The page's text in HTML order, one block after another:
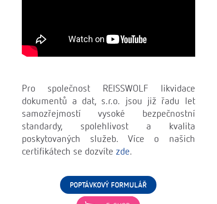
Pro společnost REISSWOLF likvidace
dokumentů a dat, s.r.o. jsou již řadu let
samozřejmostí vysoké bezpečnostní
standardy, spolehlivost a kvalita
poskytovaných služeb. Více o našich
certifikátech se dozvíte zde.
POPTÁVKOVÝ FORMULÁŘ